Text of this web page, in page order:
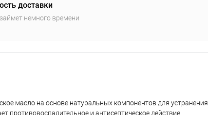
доставки
немного времени
масло на основе натуральных компонентов для устранения
противовоспалительное и антисептическое действие.